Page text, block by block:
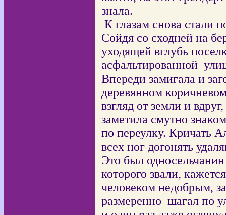
знала.
К глазам снова стали
Сойдя со сходней на
уходящей вглубь
асфальтированной
Впереди замигала и
деревянном
взгляд от земли и
заметила смутно
по переулку. Кричать
всех ног догонять
Это был
которого звали,
человеком недобрым,
размеренно шагал по